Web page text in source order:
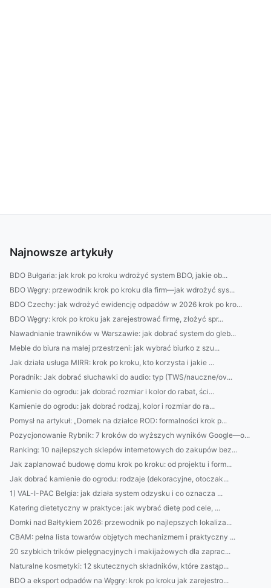
Najnowsze artykuły
BDO Bułgaria: jak krok po kroku wdrożyć system BDO, jakie ob...
BDO Węgry: przewodnik krok po kroku dla firm—jak wdrożyć sys...
BDO Czechy: jak wdrożyć ewidencję odpadów w 2026 krok po kro...
BDO Węgry: krok po kroku jak zarejestrować firmę, złożyć spr...
Nawadnianie trawników w Warszawie: jak dobrać system do gleb...
Meble do biura na małej przestrzeni: jak wybrać biurko z szu...
Jak działa usługa MIRR: krok po kroku, kto korzysta i jakie ...
Poradnik: Jak dobrać słuchawki do audio: typ (TWS/nauczne/ov...
Kamienie do ogrodu: jak dobrać rozmiar i kolor do rabat, ści...
Kamienie do ogrodu: jak dobrać rodzaj, kolor i rozmiar do ra...
Pomysł na artykuł: „Domek na działce ROD: formalności krok p...
Pozycjonowanie Rybnik: 7 kroków do wyższych wyników Google—o...
Ranking: 10 najlepszych sklepów internetowych do zakupów bez...
Jak zaplanować budowę domu krok po kroku: od projektu i form...
Jak dobrać kamienie do ogrodu: rodzaje (dekoracyjne, otoczak...
1) VAL-I-PAC Belgia: jak działa system odzysku i co oznacza ...
Katering dietetyczny w praktyce: jak wybrać dietę pod cele, ...
Domki nad Bałtykiem 2026: przewodnik po najlepszych lokaliza...
CBAM: pełna lista towarów objętych mechanizmem i praktyczny ...
20 szybkich trików pielęgnacyjnych i makijażowych dla zaprac...
Naturalne kosmetyki: 12 skutecznych składników, które zastąp...
BDO a eksport odpadów na Węgry: krok po kroku jak zarejestro...